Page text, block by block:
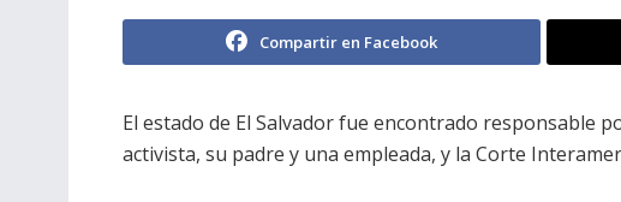
Compartir en Facebook
El estado de El Salvador fue encontrado responsable
activista, su padre y una empleada, y la Corte